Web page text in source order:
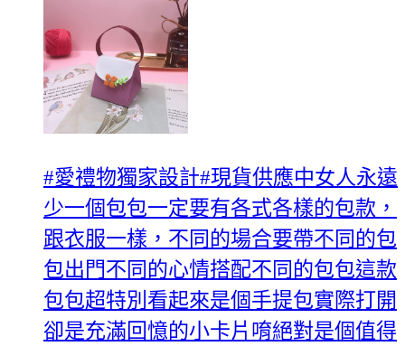
#愛禮物獨家設計#現貨供應中女人永遠
少一個包包一定要有各式各樣的包款，
跟衣服一樣，不同的場合要帶不同的包
包出門不同的心情搭配不同的包包這款
包包超特別看起來是個手提包實際打開
卻是充滿回憶的小卡片唷絕對是個值得